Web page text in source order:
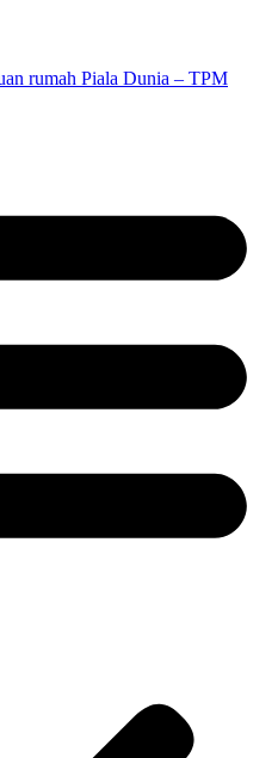
rumah Piala Dunia – TPM